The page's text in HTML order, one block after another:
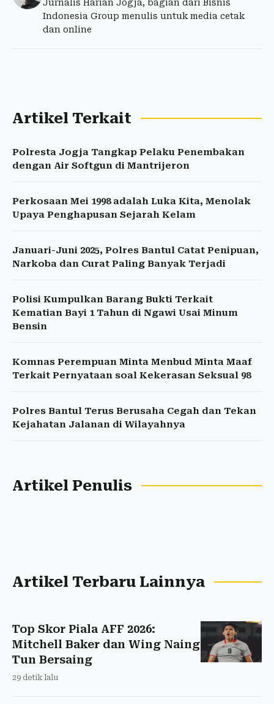
Jurnalis Harian Jogja, bagian dari Bisnis
Indonesia Group menulis untuk media cetak
dan online
Artikel Terkait
Polresta Jogja Tangkap Pelaku Penembakan
dengan Air Softgun di Mantrijeron
Perkosaan Mei 1998 adalah Luka Kita, Menolak
Upaya Penghapusan Sejarah Kelam
Januari-Juni 2025, Polres Bantul Catat Penipuan,
Narkoba dan Curat Paling Banyak Terjadi
Polisi Kumpulkan Barang Bukti Terkait
Kematian Bayi 1 Tahun di Ngawi Usai Minum
Bensin
Komnas Perempuan Minta Menbud Minta Maaf
Terkait Pernyataan soal Kekerasan Seksual 98
Polres Bantul Terus Berusaha Cegah dan Tekan
Kejahatan Jalanan di Wilayahnya
Artikel Penulis
Artikel Terbaru Lainnya
Top Skor Piala AFF 2026:
Mitchell Baker dan Wing Naing
Tun Bersaing
29 detik lalu